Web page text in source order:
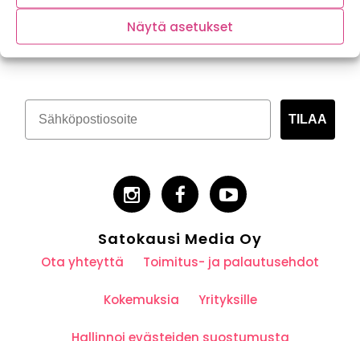
Näytä asetukset
Tilaa kasvispitoinen uutiskirje
TILAA
Satokausi Media Oy
Ota yhteyttä Toimitus- ja palautusehdot
Kokemuksia Yrityksille
Hallinnoi evästeiden suostumusta